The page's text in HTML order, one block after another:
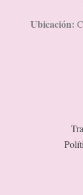
Ubicación: